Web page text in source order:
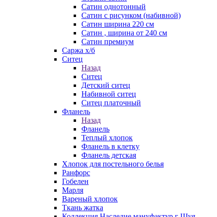
Сатин однотонный
Сатин с рисунком (набивной)
Сатин ширина 220 см
Сатин , ширина от 240 см
Сатин премиум
Саржа х/б
Ситец
Назад
Ситец
Детский ситец
Набивной ситец
Ситец платочный
Фланель
Назад
Фланель
Теплый хлопок
Фланель в клетку
Фланель детская
Хлопок для постельного белья
Ранфорс
Гобелен
Марля
Вареный хлопок
Ткань жатка